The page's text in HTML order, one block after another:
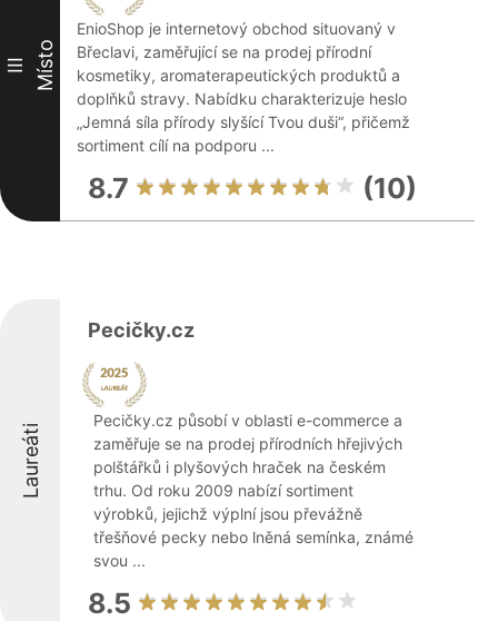
III Místo
EnioShop je internetový obchod situovaný v
Břeclavi, zaměřující se na prodej přírodní
kosmetiky, aromaterapeutických produktů a
doplňků stravy. Nabídku charakterizuje heslo
„Jemná síla přírody slyšící Tvou duši“, přičemž
sortiment cílí na podporu ...
8.7 (10)
Laureáti
Pecičky.cz
Pecičky.cz působí v oblasti e-commerce a
zaměřuje se na prodej přírodních hřejivých
polštářků i plyšových hraček na českém
trhu. Od roku 2009 nabízí sortiment
výrobků, jejichž výplní jsou převážně
třešňové pecky nebo lněná semínka, známé
svou ...
8.5